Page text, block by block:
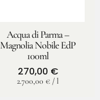
Acqua di Parma –
Magnolia Nobile EdP
100ml
270,00 €
2.700,00 € / l